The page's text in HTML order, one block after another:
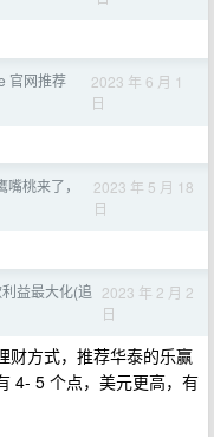
官网推荐
2023 年 6 月 1
日
桃来了，
2023 年 5 月 18
日
益最大化(追 2023 年 2 月 2
日
财方式，推荐华泰的乐赢
4- 5 个点，美元更高，有